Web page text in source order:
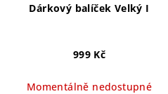
Dárkový balíček Velký I
999 Kč
Momentálně nedostupné